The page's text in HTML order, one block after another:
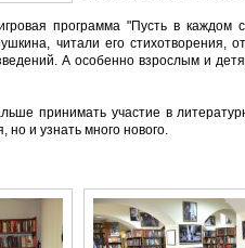
программа "Пусть в каждом
читали его стихотворения,
А особенно взрослым и
принимать участие в
но и узнать много нового.